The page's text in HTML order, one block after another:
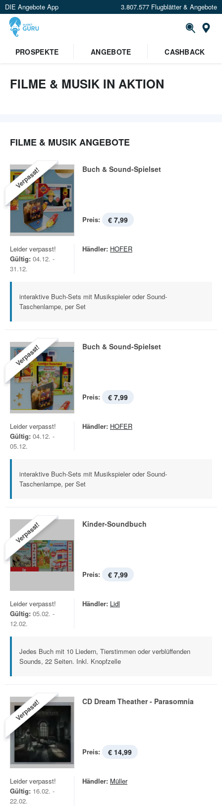
DIE Angebote App 3.807.577 Flugblätter & Angebote
PROSPEKTE
ANGEBOTE CASHBACK
FILME & MUSIK IN AKTION
FILME & MUSIK ANGEBOTE
Verpasst! Buch & Sound-Spielset
Preis: € 7,99
Leider verpasst!
Gültig: 04.12. -
31.12.
Händler: HOFER
interaktive Buch-Sets mit Musikspieler oder Sound-
Taschenlampe, per Set
Verpasst! Buch & Sound-Spielset
Preis: € 7,99
Leider verpasst!
Gültig: 04.12. -
05.12.
Händler: HOFER
interaktive Buch-Sets mit Musikspieler oder Sound-
Taschenlampe, per Set
Verpasst! Kinder-Soundbuch
Preis: € 7,99
Leider verpasst!
Gültig: 05.02. -
12.02.
Händler: Lidl
Jedes Buch mit 10 Liedern, Tierstimmen oder verblüffenden
Sounds, 22 Seiten. Inkl. Knopfzelle
Verpasst! CD Dream Theather - Parasomnia
Preis: € 14,99
Leider verpasst!
Gültig: 16.02. -
22.02.
Händler: Müller